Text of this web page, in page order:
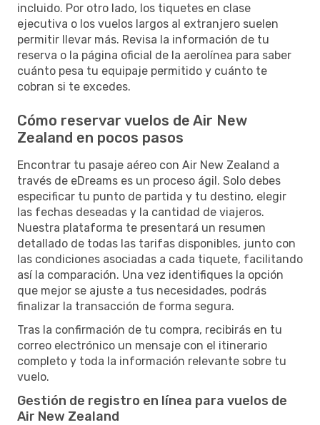
incluido. Por otro lado, los tiquetes en clase
ejecutiva o los vuelos largos al extranjero suelen
permitir llevar más. Revisa la información de tu
reserva o la página oficial de la aerolínea para saber
cuánto pesa tu equipaje permitido y cuánto te
cobran si te excedes.
Cómo reservar vuelos de Air New
Zealand en pocos pasos
Encontrar tu pasaje aéreo con Air New Zealand a
través de eDreams es un proceso ágil. Solo debes
especificar tu punto de partida y tu destino, elegir
las fechas deseadas y la cantidad de viajeros.
Nuestra plataforma te presentará un resumen
detallado de todas las tarifas disponibles, junto con
las condiciones asociadas a cada tiquete, facilitando
así la comparación. Una vez identifiques la opción
que mejor se ajuste a tus necesidades, podrás
finalizar la transacción de forma segura.
Tras la confirmación de tu compra, recibirás en tu
correo electrónico un mensaje con el itinerario
completo y toda la información relevante sobre tu
vuelo.
Gestión de registro en línea para vuelos de
Air New Zealand